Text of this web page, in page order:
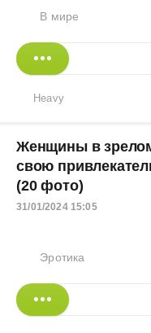
В мире
Heavy
Женщины в
свою
(20 фото)
31/01/2024 15:05
Эротика